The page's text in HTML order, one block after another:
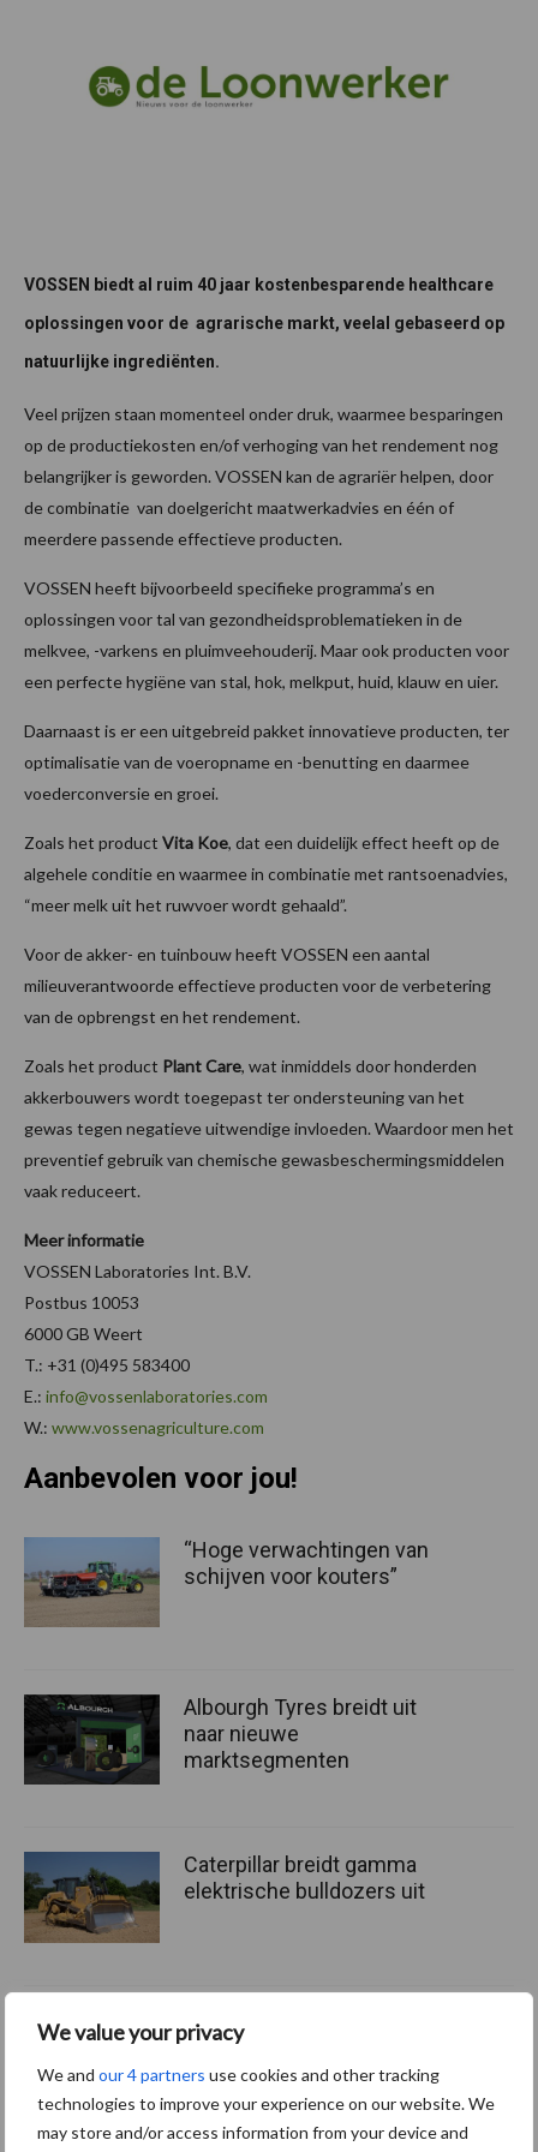
We value your privacy
We and our 4 partners use cookies and other tracking
technologies to improve your experience on our website. We
may store and/or access information from your device and
VOSSEN biedt al ruim 40 jaar kostenbesparende healthcare
oplossingen voor de agrarische markt, veelal gebaseerd op
natuurlijke ingrediënten.
Veel prijzen staan momenteel onder druk, waarmee besparingen
op de productiekosten en/of verhoging van het rendement nog
belangrijker is geworden. VOSSEN kan de agrariër helpen, door
de combinatie van doelgericht maatwerkadvies en één of
meerdere passende effectieve producten.
VOSSEN heeft bijvoorbeeld specifieke programma’s en
oplossingen voor tal van gezondheidsproblematieken in de
melkvee, -varkens en pluimveehouderij. Maar ook producten voor
een perfecte hygiëne van stal, hok, melkput, huid, klauw en uier.
Daarnaast is er een uitgebreid pakket innovatieve producten, ter
optimalisatie van de voeropname en -benutting en daarmee
voederconversie en groei.
Zoals het product Vita Koe, dat een duidelijk effect heeft op de
algehele conditie en waarmee in combinatie met rantsoenadvies,
“meer melk uit het ruwvoer wordt gehaald”.
Voor de akker- en tuinbouw heeft VOSSEN een aantal
milieuverantwoorde effectieve producten voor de verbetering
van de opbrengst en het rendement.
Zoals het product Plant Care, wat inmiddels door honderden
akkerbouwers wordt toegepast ter ondersteuning van het
gewas tegen negatieve uitwendige invloeden. Waardoor men het
preventief gebruik van chemische gewasbeschermingsmiddelen
vaak reduceert.
Meer informatie
VOSSEN Laboratories Int. B.V.
Postbus 10053
6000 GB Weert
T.: +31 (0)495 583400
E.: info@vossenlaboratories.com
W.: www.vossenagriculture.com
Aanbevolen voor jou!
“Hoge verwachtingen van
schijven voor kouters”
Albourgh Tyres breidt uit
naar nieuwe
marktsegmenten
Caterpillar breidt gamma
elektrische bulldozers uit
Themapagina's
Bemesting Gewas & ruwvoer Loonwerk